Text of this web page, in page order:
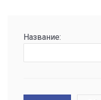
Название: